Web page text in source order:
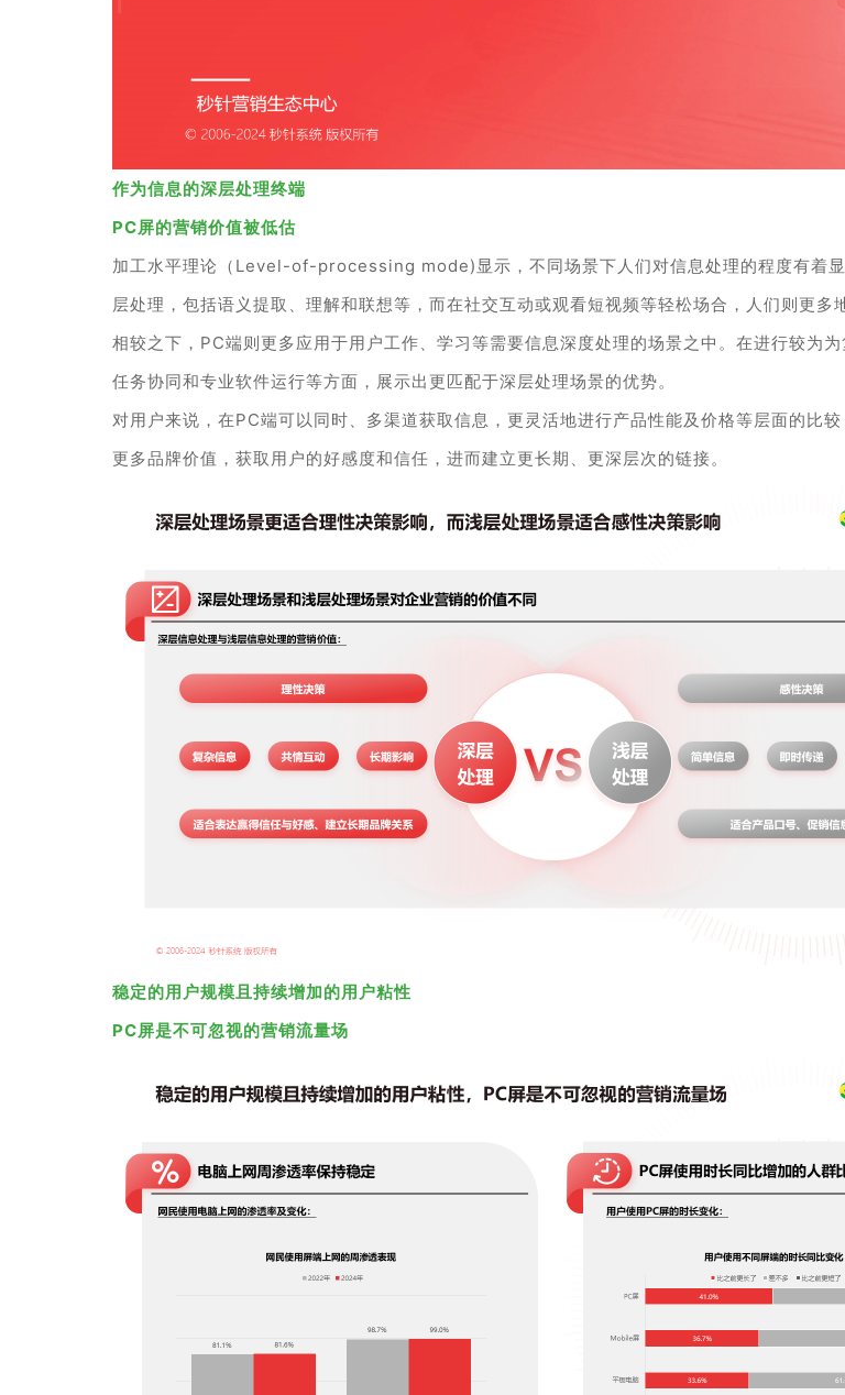
作为信息的深层处理终端
PC屏的营销价值被低估
加工水平理论（Level-of-processing mode)显示，不同场景下人们对信息处理的程度有着
层处理，包括语义提取、理解和联想等，而在社交互动或观看短视频等轻松场合，人们则更多
相较之下，PC端则更多应用于用户工作、学习等需要信息深度处理的场景之中。在进行较为
任务协同和专业软件运行等方面，展示出更匹配于深层处理场景的优势。
对用户来说，在PC端可以同时、多渠道获取信息，更灵活地进行产品性能及价格等层面的比
更多品牌价值，获取用户的好感度和信任，进而建立更长期、更深层次的链接。
稳定的用户规模且持续增加的用户粘性
PC屏是不可忽视的营销流量场